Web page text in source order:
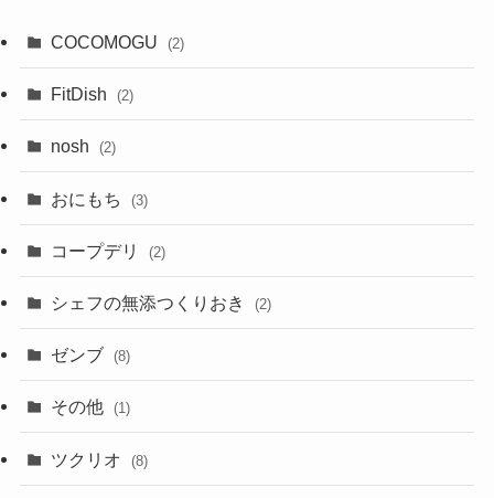
COCOMOGU (2)
FitDish (2)
nosh (2)
おにもち (3)
コープデリ (2)
シェフの無添つくりおき (2)
ゼンブ (8)
その他 (1)
ツクリオ (8)